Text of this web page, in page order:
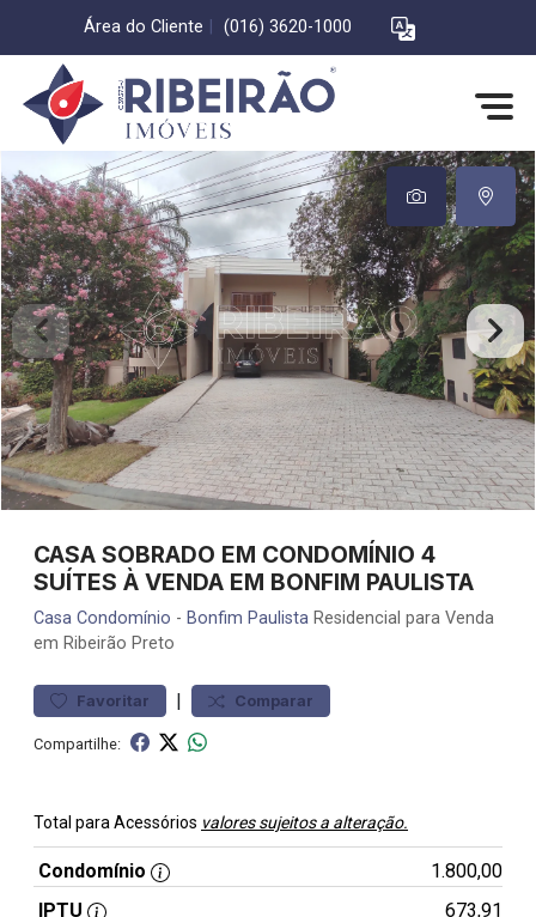
Área do Cliente (016) 3620-1000
CASA SOBRADO EM CONDOMÍNIO 4
SUÍTES À VENDA EM BONFIM PAULISTA
Casa Condomínio - Bonfim Paulista Residencial para Venda
em Ribeirão Preto
Favoritar | Comparar
Compartilhe:
Total para Acessórios valores sujeitos a alteração.
Condomínio
1.800,00
IPTU
673,91